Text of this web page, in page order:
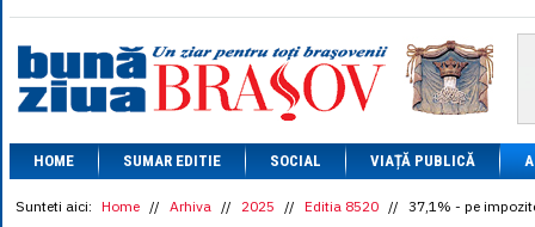
= 5.8304
1 XAU= 464.4611
1 AED= 1.1933
1 AUD= 2.7957
1 BGN= 2.5449
1 CAD= 3.1559
1 CHF= 5.2813
1 CNY= 0.6015
HOME SUMAR EDITIE SOCIAL VIAȚĂ PUBLICĂ
Sunteti aici: Home // Arhiva // 2025 // Editia 8520 // 37,1% - pe